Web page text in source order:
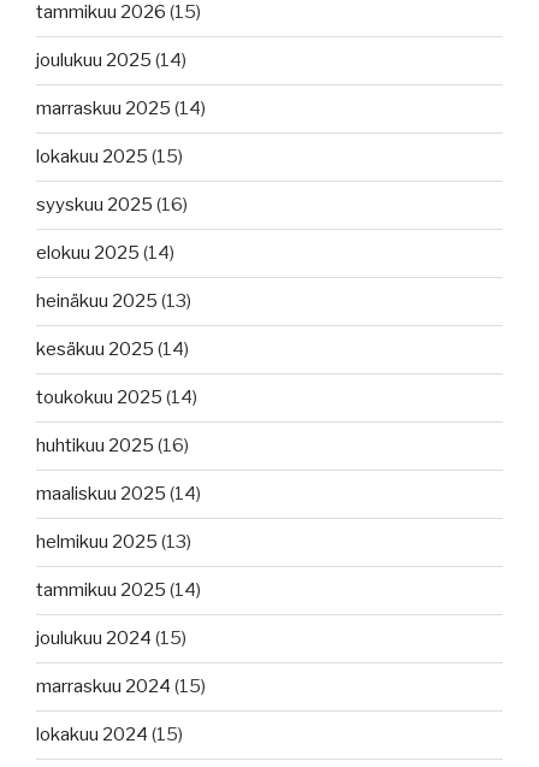
tammikuu 2026 (15)
joulukuu 2025 (14)
marraskuu 2025 (14)
lokakuu 2025 (15)
syyskuu 2025 (16)
elokuu 2025 (14)
heinäkuu 2025 (13)
kesäkuu 2025 (14)
toukokuu 2025 (14)
huhtikuu 2025 (16)
maaliskuu 2025 (14)
helmikuu 2025 (13)
tammikuu 2025 (14)
joulukuu 2024 (15)
marraskuu 2024 (15)
lokakuu 2024 (15)